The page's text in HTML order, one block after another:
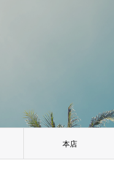
本店